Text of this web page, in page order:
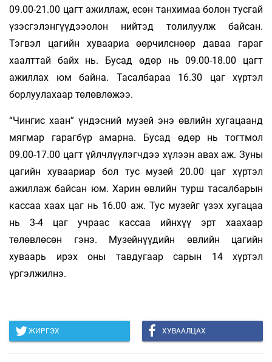
09.00-21.00 цагт ажиллаж, есөн танхимаа болон тусгай
үзэсгэлэнгүүдээолон нийтэд толилуулж байсан.
Тэгвэл цагийн хуваариа өөрчилснөөр даваа гараг
хаалттай байх нь. Бусад өдөр нь 09.00-18.00 цагт
ажиллах юм байна. Тасалбараа 16.30 цаг хүртэл
борлуулахаар төлөвлөжээ.
“Чингис хаан” үндэсний музей энэ өвлийн хугацаанд
мягмар гарагбүр амарна. Бусад өдөр нь тогтмол
09.00-17.00 цагт үйлчлүүлэгчдээ хүлээн авах аж. Зуны
цагийн хуваариар бол тус музей 20.00 цаг хүртэл
ажиллаж байсан юм. Харин өвлийн турш тасалбарын
кассаа хаах цаг нь 16.00 аж. Тус музейг үзэх хугацаа
нь 3-4 цаг учраас кассаа ийнхүү эрт хаахаар
төлөвлөсөн гэнэ. Музейнүүдийн өвлийн цагийн
хуваарь ирэх оны тавдугаар сарын 14 хүртэл
үргэлжилнэ.
ЖИРГЭХ ХУВААЛЦАХ